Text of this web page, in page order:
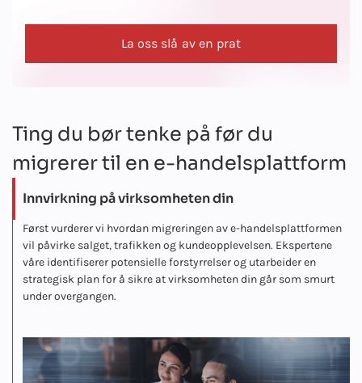
La oss slå av en prat
Ting du bør tenke på før du
migrerer til en e-handelsplattform
Innvirkning på virksomheten din
Først vurderer vi hvordan migreringen av e-handelsplattformen
vil påvirke salget, trafikken og kundeopplevelsen. Ekspertene
våre identifiserer potensielle forstyrrelser og utarbeider en
strategisk plan for å sikre at virksomheten din går som smurt
under overgangen.